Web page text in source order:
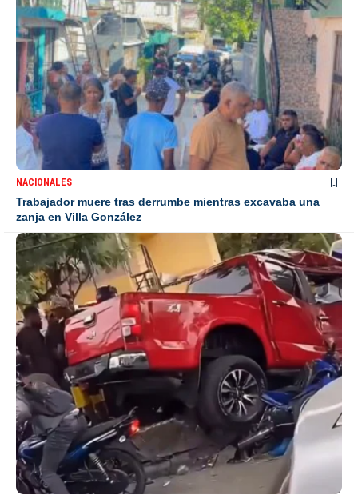
NACIONALES
Trabajador muere tras derrumbe mientras excavaba una
zanja en Villa González